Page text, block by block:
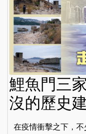
鯉魚門三
沒的歷史
在疫情衝擊之下，